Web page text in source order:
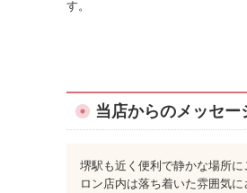
す。
当店からのメッセー
堺駅も近く便利で静かな場所に
ロン店内は落ち着いた雰囲気に